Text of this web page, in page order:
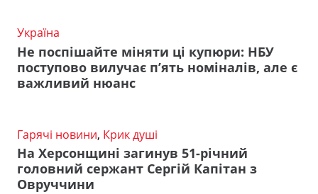
Україна
Не поспішайте міняти ці купюри: НБУ
поступово вилучає п’ять номіналів, але є
важливий нюанс
Гарячі новини, Крик душі
На Херсонщині загинув 51-річний
головний сержант Сергій Капітан з
Овруччини